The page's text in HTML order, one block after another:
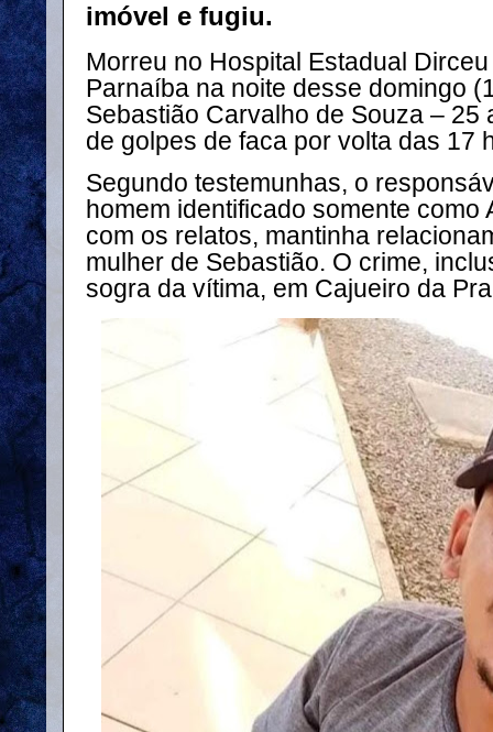
imóvel e fugiu.
Morreu no Hospital Estadual
Parnaíba na noite desse domingo
Sebastião Carvalho de Souza – 25
de golpes de faca por volta das
Segundo testemunhas, o
homem identificado somente como
com os relatos, mantinha
mulher de Sebastião. O crime,
sogra da vítima, em Cajueiro da